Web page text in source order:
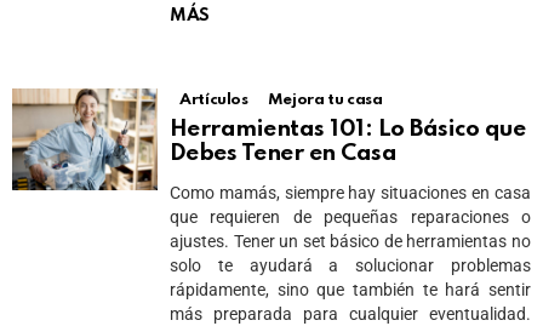
MÁS
Artículos Mejora tu casa
Herramientas 101: Lo Básico que
Debes Tener en Casa
Como mamás, siempre hay situaciones en casa
que requieren de pequeñas reparaciones o
ajustes. Tener un set básico de herramientas no
solo te ayudará a solucionar problemas
rápidamente, sino que también te hará sentir
más preparada para cualquier eventualidad.